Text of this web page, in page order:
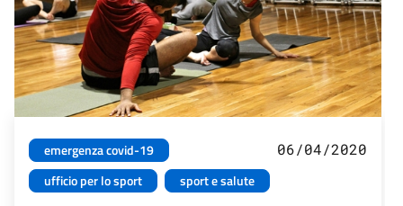
emergenza covid-19
ufficio per lo sport
sport e salute
06/04/2020